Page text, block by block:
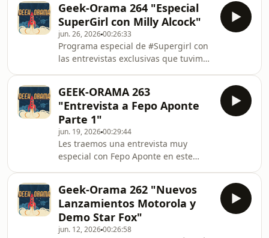
#MotoWatch powered por #Polar Y un
#Giveaway muy especial para los fans
de #SupergirlY en GameBreak
dejamos los controles de lado y nos
preparamos con el Banco Nacional de
Costa Rica a correr Chepe Corre
Geek-Orama 264 "Especial
SuperGirl con Milly Alcock"
jun. 26, 202600:26:33
Programa especial de #Supergirl con
las entrevistas exclusivas que tuvimos
todo lo que tuvimos
en #CCXPMX26 alrededor de esta
película.Y en Gamebreak les traemos
la informacion mas reciente de
Connecturday 2026
GEEK-ORAMA 263
"Entrevista a Fepo Aponte
Parte 1"
jun. 19, 202600:29:44
Les traemos una entrevista muy
especial con Fepo Aponte en este
Casa Manga-Además conocemos el
nuevo Súper Wifi Mesh de Kolbi-Los
detalles del estreno de #ToyStory5-Y
en GameBreak repasamos los 5
Geek-Orama 262 "Nuevos
Lanzamientos Motorola y
Demo Star Fox"
jun. 12, 202600:26:58